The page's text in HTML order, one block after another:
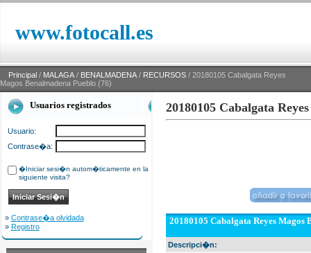
www.fotocall.es
Principal / MALAGA / BENALMADENA / RECURSOS / 20180105 Cabalgata Reyes
Magos Benalmadena Pueblo (76)
Usuarios registrados
Usuario:
Contrase�a:
�Iniciar sesi�n autom�ticamente en la
siguiente visita?
» Contrase�a olvidada
» Registro
20180105 Cabalgata
20180105 Cabalgata Reyes Magos
Descripci�n: